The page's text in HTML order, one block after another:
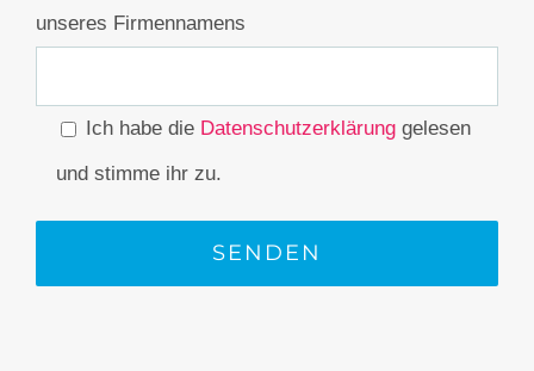
unseres Firmennamens
Ich habe die Datenschutzerklärung gelesen
und stimme ihr zu.